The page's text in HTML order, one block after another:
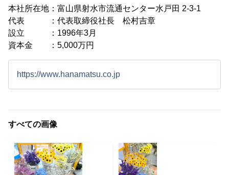
本社所在地：富山県射水市流通センター水戸田 2-3-1
代表 ：代表取締役社長 松村吉章
設立 ：1996年3月
資本金 ：5,000万円
https://www.hanamatsu.co.jp
すべての画像